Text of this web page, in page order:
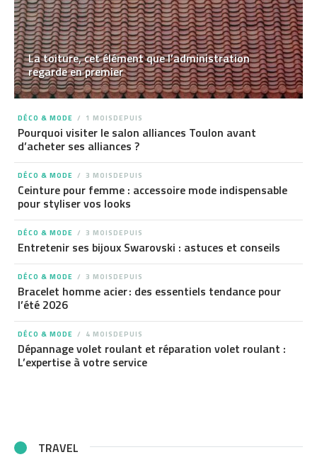
La toiture, cet élément que l’administration
regarde en premier
DÉCO & MODE 1 MOISDEPUIS
Pourquoi visiter le salon alliances Toulon avant
d’acheter ses alliances ?
DÉCO & MODE 3 MOISDEPUIS
Ceinture pour femme : accessoire mode indispensable
pour styliser vos looks
DÉCO & MODE 3 MOISDEPUIS
Entretenir ses bijoux Swarovski : astuces et conseils
DÉCO & MODE 3 MOISDEPUIS
Bracelet homme acier : des essentiels tendance pour
l’été 2026
DÉCO & MODE 4 MOISDEPUIS
Dépannage volet roulant et réparation volet roulant :
L’expertise à votre service
TRAVEL